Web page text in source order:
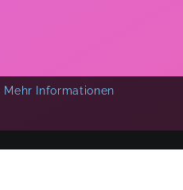
Mehr Informationen